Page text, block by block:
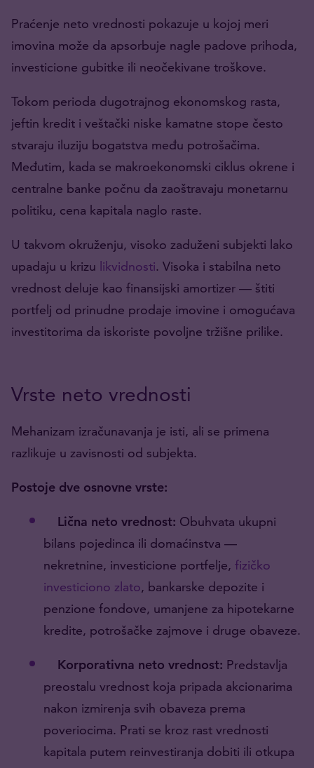
Praćenje neto vrednosti pokazuje u kojoj meri
imovina može da apsorbuje nagle padove prihoda,
investicione gubitke ili neočekivane troškove.
Tokom perioda dugotrajnog ekonomskog rasta,
jeftin kredit i veštački niske kamatne stope često
stvaraju iluziju bogatstva među potrošačima.
Međutim, kada se makroekonomski ciklus okrene i
centralne banke počnu da zaoštravaju monetarnu
politiku, cena kapitala naglo raste.
U takvom okruženju, visoko zaduženi subjekti lako
upadaju u krizu likvidnosti. Visoka i stabilna neto
vrednost deluje kao finansijski amortizer — štiti
portfelj od prinudne prodaje imovine i omogućava
investitorima da iskoriste povoljne tržišne prilike.
Vrste neto vrednosti
Mehanizam izračunavanja je isti, ali se primena
razlikuje u zavisnosti od subjekta.
Postoje dve osnovne vrste:
Lična neto vrednost: Obuhvata ukupni
bilans pojedinca ili domaćinstva —
nekretnine, investicione portfelje, fizičko
investiciono zlato, bankarske depozite i
penzione fondove, umanjene za hipotekarne
kredite, potrošačke zajmove i druge obaveze.
Korporativna neto vrednost: Predstavlja
preostalu vrednost koja pripada akcionarima
nakon izmirenja svih obaveza prema
poveriocima. Prati se kroz rast vrednosti
kapitala putem reinvestiranja dobiti ili otkupa